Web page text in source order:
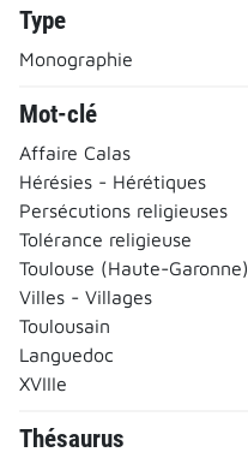
Type
Monographie
Mot-clé
Affaire Calas
Hérésies - Hérétiques
Persécutions religieuses
Tolérance religieuse
Toulouse (Haute-Garonne)
Villes - Villages
Toulousain
Languedoc
XVIIIe
Thésaurus